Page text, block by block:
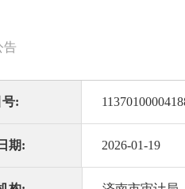
告
:
期: 2026-01-19